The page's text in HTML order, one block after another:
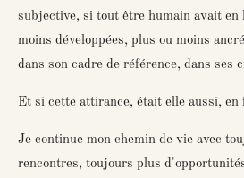
subjective, si tout être humain avait en
moins développées, plus ou moins
dans son cadre de référence, dans ses
Et si cette attirance, était elle aussi, en
Je continue mon chemin de vie avec
rencontres, toujours plus